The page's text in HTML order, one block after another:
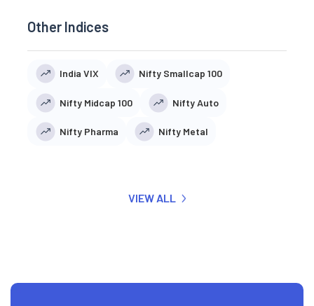
Other Indices
India VIX Nifty Smallcap 100
Nifty Midcap 100 Nifty Auto
Nifty Pharma Nifty Metal
VIEW ALL